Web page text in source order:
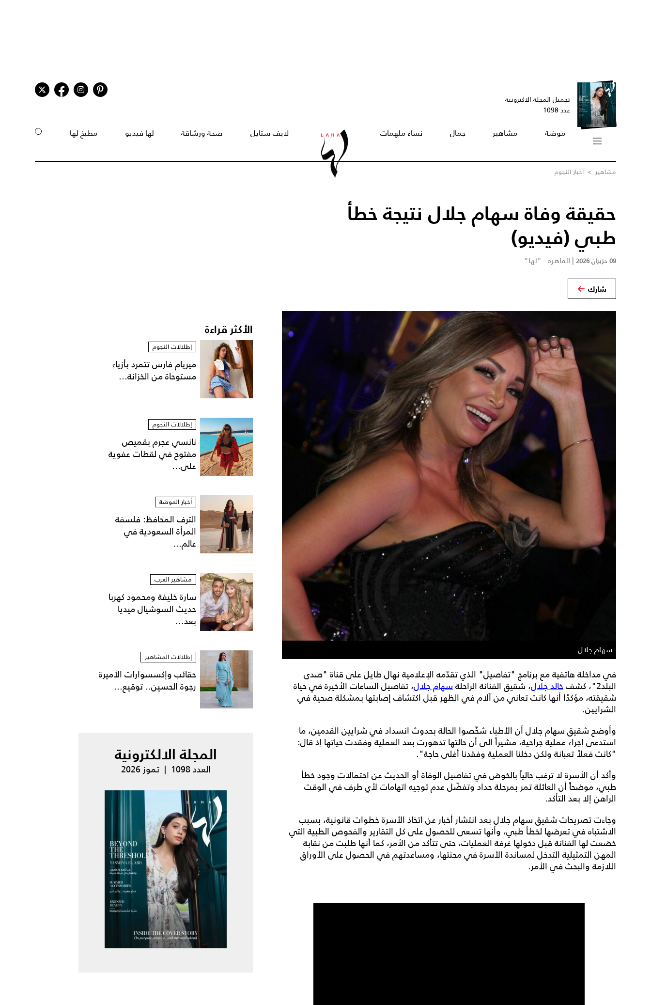
تحميل المجلة الاكترونية
عدد 1098
موضة مشاهير جمال نساء ملهمات لايف ستايل صحة ورشاقة لها فيديو مطبخ لها
مشاهير > أخبار النجوم
حقيقة وفاة سهام جلال نتيجة خطأ
طبي (فيديو)
09 حزيران 2026 | القاهرة - "لها"
شارك
سهام جلال
في مداخلة هاتفية مع برنامج "تفاصيل" الذي تقدّمه الإعلامية نهال طايل على قناة "صدى
البلد2"، كشف
خالد جلال، شقيق الفنانة الراحلةسهام جلال، تفاصيل الساعات الأخيرة في حياة
شقيقته، مؤكدًا أنها كانت تعاني من آلام في الظهر قبل اكتشاف إصابتها بمشكلة صحية في
الشرايين.
وأوضح شقيق سهام جلال أن الأطباء شخّصوا الحالة بحدوث انسداد في شرايين القدمين، ما
استدعى إجراء عملية جراحية، مشيراً الى أن حالتها تدهورت بعد العملية وفقدت حياتها إذ قال:
"كانت فعلاً تعبانة ولكن دخلنا العملية وفقدنا أغلى حاجة".
وأكد أن الأسرة لا ترغب حالياً بالخوض في تفاصيل الوفاة أو الحديث عن احتمالات وجود خطأ
طبي، موضحاً أن العائلة تمر بمرحلة حداد وتفضّل عدم توجيه اتهامات لأي طرف في الوقت
الراهن إلا بعد التأكد.
وجاءت تصريحات شقيق سهام جلال بعد انتشار أخبار عن اتخاذ الأسرة خطوات قانونية، بسبب
الاشتباه في تعرضها لخطأ طبي، وأنها تسعى للحصول على كل التقارير والفحوص الطبية التي
خضعت لها الفنانة قبل دخولها غرفة العمليات، حتى تتأكد من الأمر، كما أنها طلبت من نقابة
المهن التمثيلية التدخل لمساندة الأسرة في محنتها، ومساعدتهم في الحصول على الأوراق
اللازمة والبحث في الأمر.
الأكثر قراءة
إطلالات النجوم
ميريام فارس تتمرد بأزياء
مستوحاة من الخزانة...
إطلالات النجوم
نانسي عجرم بقميص
مفتوح في لقطات عفوية
على...
أخبار الموضة
الترف المحافظ: فلسفة
المرأة السعودية في
عالم...
مشاهير العرب
سارة خليفة ومحمود كهربا
حديث السوشيال ميديا
بعد...
إطلالات المشاهير
حقائب وإكسسوارات الأميرة
رجوة الحسين.. توقيع...
المجلة الالكترونية
العدد 1098 | تموز 2026